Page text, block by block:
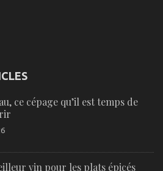
ce cépage qu’il est temps de
vin pour les plats épicés